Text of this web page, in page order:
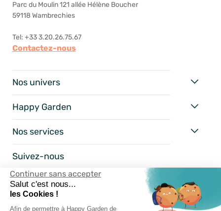
Continuer sans accepter
Salut c'est nous...
les Cookies !
Afin de permettre à Happy Garden de
Parc du Moulin 121 allée Hélène Boucher
59118 Wambrechies
Tel: +33 3.20.26.75.67
Contactez-nous
Nos univers
Happy Garden
Nos services
Suivez-nous